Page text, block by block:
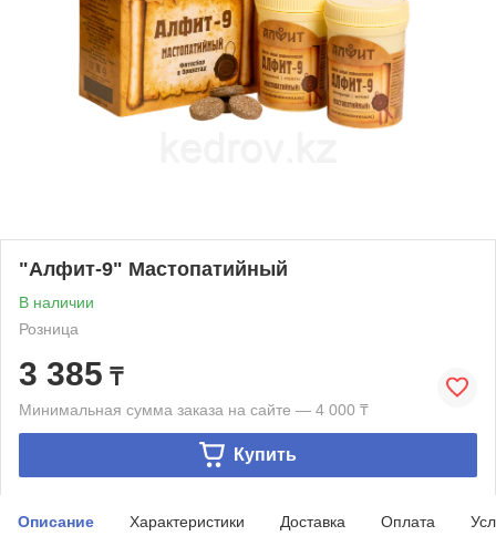
"Алфит-9" Мастопатийный
В наличии
Розница
3 385 ₸
Минимальная сумма заказа на сайте — 4 000 ₸
Купить
Описание Характеристики Доставка Оплата